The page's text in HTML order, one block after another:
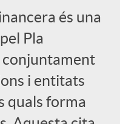
és una
Pla
conjuntament
i entitats
quals forma